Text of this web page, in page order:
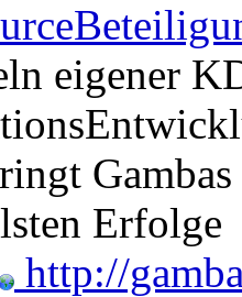
eigener
Erfolge
http://